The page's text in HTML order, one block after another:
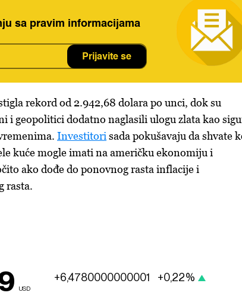
sa pravim informacijama
Prijavite se
rekord od 2.942,68 dolara po unci, dok su
i geopolitici dodatno naglasili ulogu zlata kao
Investitori sada pokušavaju da shvate
kuće mogle imati na američku ekonomiju i
ako dođe do ponovnog rasta inflacije i
rasta.
USD
+6,4780000000001 +0,22%